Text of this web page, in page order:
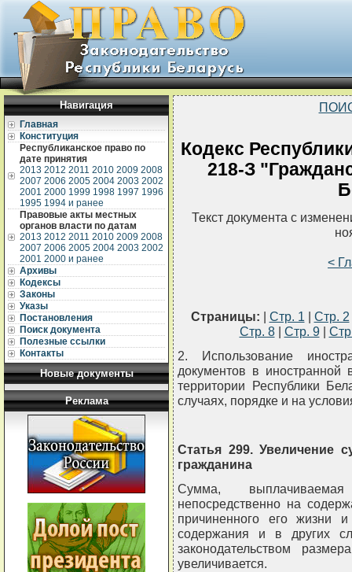
Навигация
Главная
Конституция
Республиканское право по
дате принятия
2013 2012 2011 2010 2009 2008
2007 2006 2005 2004 2003 2002
2001 2000 1999 1998 1997 1996
1995 1994 и ранее
Правовые акты местных
органов власти по датам
2013 2012 2011 2010 2009 2008
2007 2006 2005 2004 2003 2002
2001 2000 и ранее
Архивы
Кодексы
Законы
Указы
Постановления
Поиск документа
Полезные ссылки
Контакты
Новые документы
Реклама
Кодекс
218-З
Текст документа с
<
Страницы: | Стр. 1 | Стр. 2
Стр. 8| Стр. 9|
2. Использование
документов в иностранной
территории Республики
случаях, порядке и на
Статья 299. Увеличение
гражданина
Сумма,
непосредственно на
причиненного его жизни
содержания и в других
законодательством
увеличивается.